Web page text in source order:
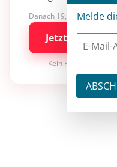
Danach 19,90 €/Monat
Jetzt
Kein Risiko ·
Melde